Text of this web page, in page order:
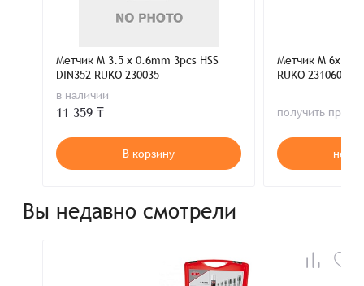
Метчик M 3.5 x 0.6mm 3pcs HSS
DIN352 RUKO 230035
в наличии
11 359 ₸
В корзину
Метчик M
RUKO 231060
получить
нет в
Вы недавно смотрели